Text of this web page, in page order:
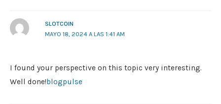
SLOTCOIN
MAYO 18, 2024 A LAS 1:41 AM
I found your perspective on this topic very interesting.
Well done!blogpulse